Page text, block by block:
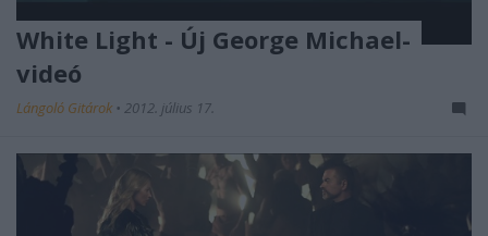
White Light - Új George Michael-
videó
Lángoló Gitárok • 2012. július 17.